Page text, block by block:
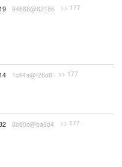
94668@62186 >> 177
1c44a@f26d6 >> 177
8b80c@ba8d4 >> 177